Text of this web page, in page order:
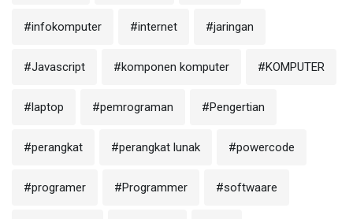
#infokomputer #internet #jaringan
#Javascript #komponen komputer #KOMPUTER
#laptop #pemrograman #Pengertian
#perangkat #perangkat lunak #powercode
#programer #Programmer #softwaare